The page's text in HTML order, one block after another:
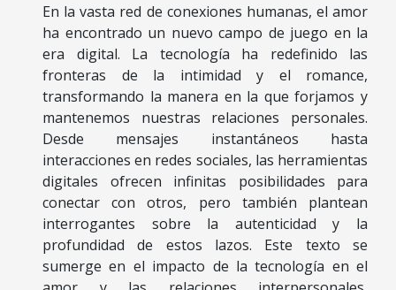
En la vasta red de conexiones humanas, el amor
ha encontrado un nuevo campo de juego en la
era digital. La tecnología ha redefinido las
fronteras de la intimidad y el romance,
transformando la manera en la que forjamos y
mantenemos nuestras relaciones personales.
Desde mensajes instantáneos hasta
interacciones en redes sociales, las herramientas
digitales ofrecen infinitas posibilidades para
conectar con otros, pero también plantean
interrogantes sobre la autenticidad y la
profundidad de estos lazos. Este texto se
sumerge en el impacto de la tecnología en el